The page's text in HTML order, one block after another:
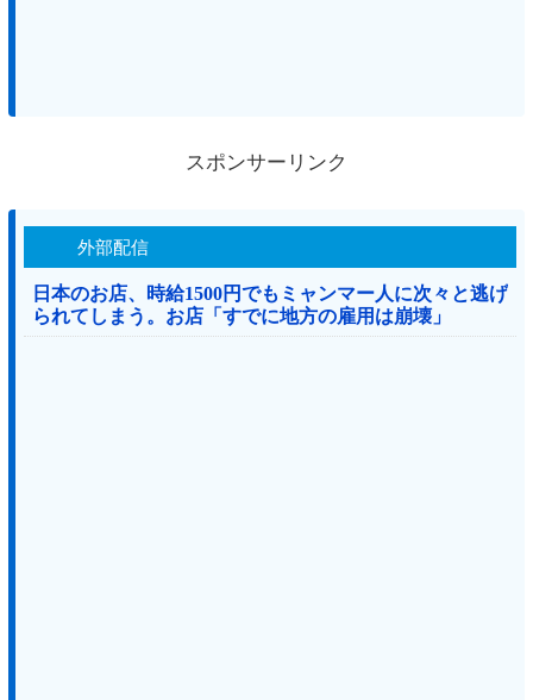
スポンサーリンク
外部配信
日本のお店、時給1500円でもミャンマー人に次々と逃げ
られてしまう。お店「すでに地方の雇用は崩壊」